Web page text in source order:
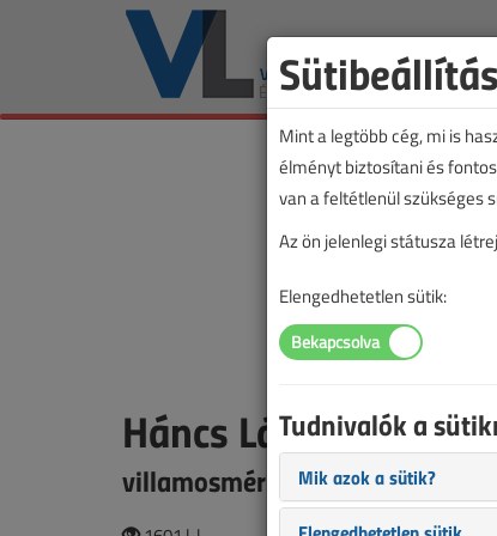
Háncs László
villamosmérnök
Mint a legtöbb cég, mi is
élményt biztosítani és
van a feltétlenül szükséges
Az ön jelenlegi státusza
Elengedhetetlen sütik:
Tudnivalók a
Mik azok a sütik?